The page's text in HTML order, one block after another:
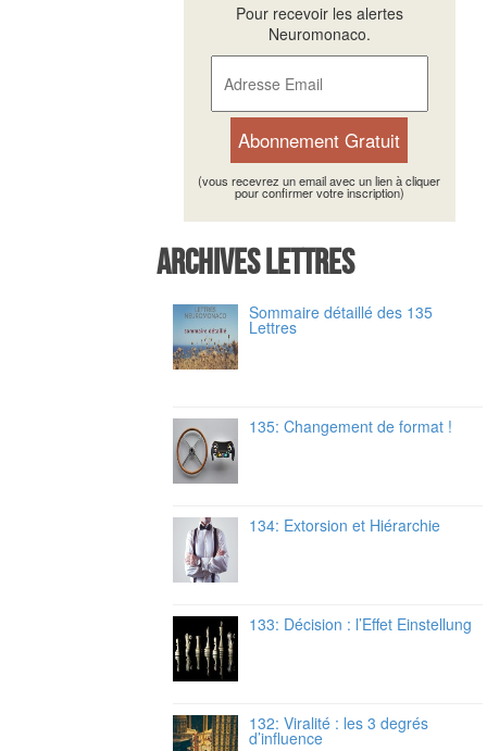
Pour recevoir les alertes
Neuromonaco.
(vous recevrez un email avec un lien à cliquer
pour confirmer votre inscription)
Archives Lettres
Sommaire détaillé des 135
Lettres
135: Changement de format !
134: Extorsion et Hiérarchie
133: Décision : l’Effet Einstellung
132: Viralité : les 3 degrés
d’influence